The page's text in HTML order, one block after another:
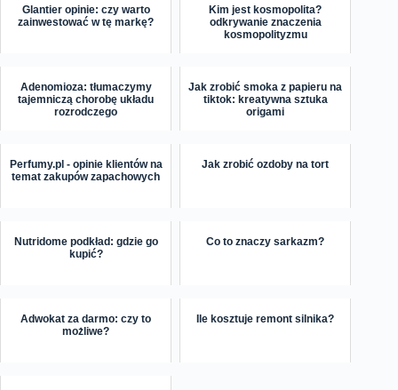
Glantier opinie: czy warto
zainwestować w tę markę?
Kim jest kosmopolita?
odkrywanie znaczenia
kosmopolityzmu
Adenomioza: tłumaczymy
tajemniczą chorobę układu
rozrodczego
Jak zrobić smoka z papieru na
tiktok: kreatywna sztuka
origami
Perfumy.pl - opinie klientów na
temat zakupów zapachowych
Jak zrobić ozdoby na tort
Nutridome podkład: gdzie go
kupić?
Co to znaczy sarkazm?
Adwokat za darmo: czy to
możliwe?
Ile kosztuje remont silnika?